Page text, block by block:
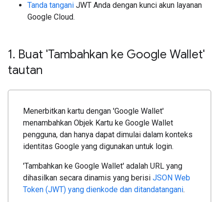
Tanda tangani JWT Anda dengan kunci akun layanan
Google Cloud.
1. Buat 'Tambahkan ke Google Wallet'
tautan
Menerbitkan kartu dengan 'Google Wallet'
menambahkan Objek Kartu ke Google Wallet
pengguna, dan hanya dapat dimulai dalam konteks
identitas Google yang digunakan untuk login.
'Tambahkan ke Google Wallet' adalah URL yang
dihasilkan secara dinamis yang berisi JSON Web
Token (JWT) yang dienkode dan ditandatangani.